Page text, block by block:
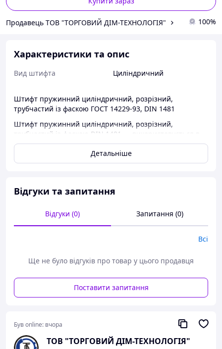
Продавець ТОВ "ТОРГОВИЙ ДІМ-ТЕХНОЛОГІЯ" 100%
Характеристики та опис
Вид штифта Циліндричний
Штифт пружинний циліндричний, розрізний,
трубчастий із фаскою ГОСТ 14229-93, DIN 1481
Штифт пружинний циліндричний, розрізний,
трубчастий із фаскою DIN 1481 — використовується в
промислових галузях, а саме: в машинобудуванні та
Детальніше
Відгуки та запитання
Відгуки (0) Запитання (0)
Всі
Ще не було відгуків про товар у цього продавця
Поставити запитання
Був online: вчора
ТОВ "ТОРГОВИЙ ДІМ-ТЕХНОЛОГІЯ"